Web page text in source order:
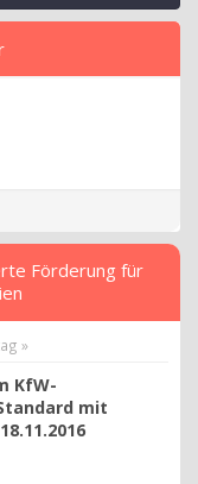
Förderung für
»
KfW-
mit